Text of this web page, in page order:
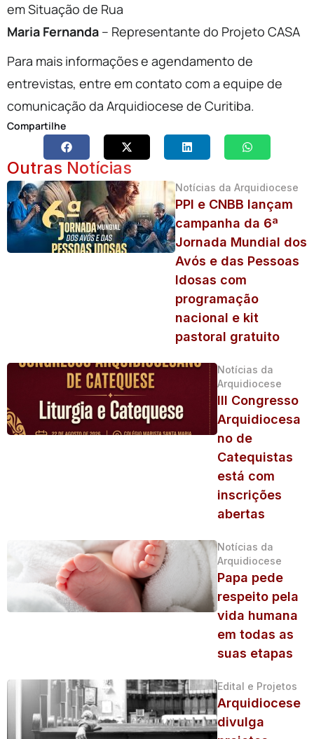
em Situação de Rua
Maria Fernanda – Representante do Projeto CASA
Para mais informações e agendamento de
entrevistas, entre em contato com a equipe de
comunicação da Arquidiocese de Curitiba.
Compartilhe
Outras Notícias
Notícias da Arquidiocese
PPI e CNBB lançam
campanha da 6ª
Jornada Mundial dos
Avós e das Pessoas
Idosas com
programação
nacional e kit
pastoral gratuito
Notícias da
Arquidiocese
III Congresso
Arquidiocesa
no de
Catequistas
está com
inscrições
abertas
Notícias da
Arquidiocese
Papa pede
respeito pela
vida humana
em todas as
suas etapas
Edital e Projetos
Arquidiocese
divulga